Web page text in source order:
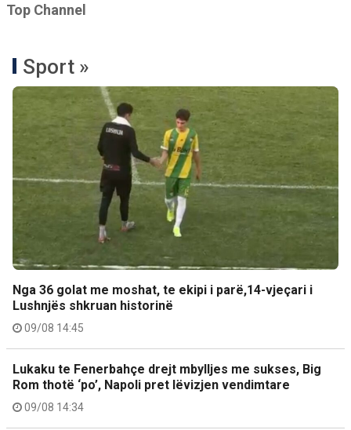
Top Channel
Sport »
Nga 36 golat me moshat, te ekipi i parë,14-vjeçari i
Lushnjës shkruan historinë
09/08 14:45
Lukaku te Fenerbahçe drejt mbylljes me sukses, Big
Rom thotë ‘po’, Napoli pret lëvizjen vendimtare
09/08 14:34